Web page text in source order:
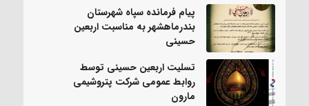
پیام فرمانده سپاه شهرستان
بندرماهشهر به مناسبت اربعین
حسینی
تسلیت اربعین حسینی توسط
روابط عمومی شرکت پتروشیمی
مارون